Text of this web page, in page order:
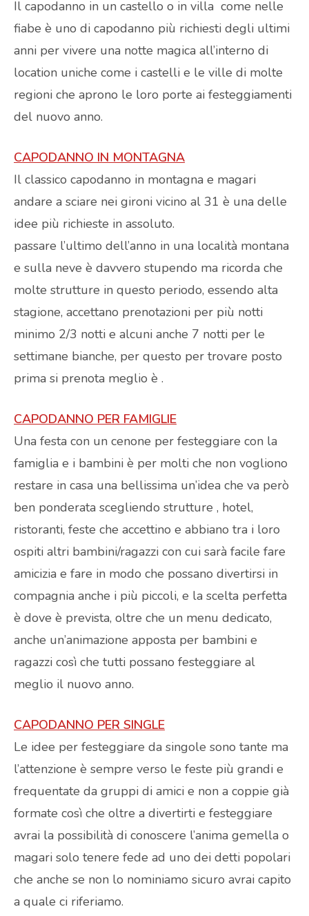
Il capodanno in un castello o in villa come nelle
fiabe è uno di capodanno più richiesti degli ultimi
anni per vivere una notte magica all’interno di
location uniche come i castelli e le ville di molte
regioni che aprono le loro porte ai festeggiamenti
del nuovo anno.
CAPODANNO IN MONTAGNA
Il classico capodanno in montagna e magari
andare a sciare nei gironi vicino al 31 è una delle
idee più richieste in assoluto.
passare l’ultimo dell’anno in una località montana
e sulla neve è davvero stupendo ma ricorda che
molte strutture in questo periodo, essendo alta
stagione, accettano prenotazioni per più notti
minimo 2/3 notti e alcuni anche 7 notti per le
settimane bianche, per questo per trovare posto
prima si prenota meglio è .
CAPODANNO PER FAMIGLIE
Una festa con un cenone per festeggiare con la
famiglia e i bambini è per molti che non vogliono
restare in casa una bellissima un’idea che va però
ben ponderata scegliendo strutture , hotel,
ristoranti, feste che accettino e abbiano tra i loro
ospiti altri bambini/ragazzi con cui sarà facile fare
amicizia e fare in modo che possano divertirsi in
compagnia anche i più piccoli, e la scelta perfetta
è dove è prevista, oltre che un menu dedicato,
anche un’animazione apposta per bambini e
ragazzi così che tutti possano festeggiare al
meglio il nuovo anno.
CAPODANNO PER SINGLE
Le idee per festeggiare da singole sono tante ma
l’attenzione è sempre verso le feste più grandi e
frequentate da gruppi di amici e non a coppie già
formate così che oltre a divertirti e festeggiare
avrai la possibilità di conoscere l’anima gemella o
magari solo tenere fede ad uno dei detti popolari
che anche se non lo nominiamo sicuro avrai capito
a quale ci riferiamo.